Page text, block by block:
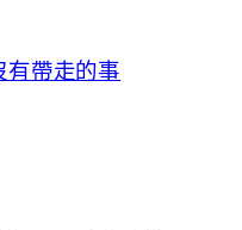
有帶走的事